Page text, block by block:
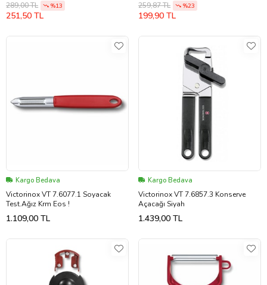
289,00 TL
%13
251,50 TL
259,87 TL
%23
199,90 TL
Kargo Bedava
Victorinox VT 7.6077.1 Soyacak
Test.Ağız Krm Eos !
1.109,00 TL
Kargo Bedava
Victorinox VT 7.6857.3 Konserve
Açacağı Siyah
1.439,00 TL